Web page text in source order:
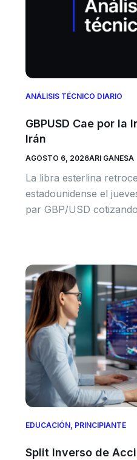
ANÁLISIS TÉCNICO DIARIO
GBPUSD Cae por la
Irán
AGOSTO 6, 2026ARI GANESA
La libra esterlina
estadounidense el
par GBP/USD
EDUCACIÓN PRINCIPIANTE
Split Inverso de